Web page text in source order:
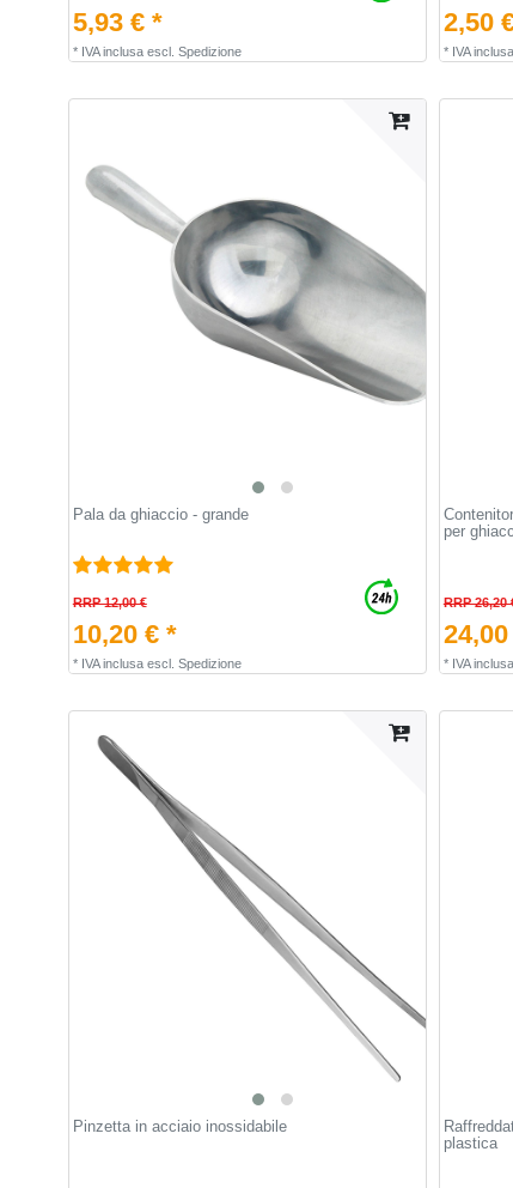
5,93 € *
* IVA inclusaescl. Spedizione
2,50
* IVA inclusa
Pala da ghiaccio - grande
RRP 12,00 €
10,20 € *
* IVA inclusaescl. Spedizione
per
RRP 26,20
* IVA inclusa
Pinzetta in acciaio inossidabile
plastica